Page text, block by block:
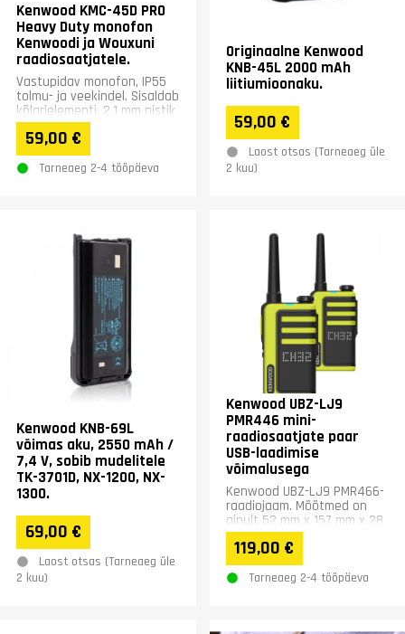
Kenwood KMC-45D PRO
Heavy Duty monofon
Kenwoodi ja Wouxuni
raadiosaatjatele.
Vastupidav monofon, IP55
tolmu- ja veekindel. Sisaldab
kõlarielementi. 2,1 mm pistik
eraldi kõrvaklappidele.
Vastab...
59,00 €
Tarneaeg 2-4 tööpäeva
Originaalne Kenwood
KNB-45L 2000 mAh
liitiumioonaku.
59,00 €
Laost otsas (Tarneaeg üle
2 kuu)
Kenwood KNB-69L
võimas aku, 2550 mAh /
7,4 V, sobib mudelitele
TK-3701D, NX-1200, NX-
1300.
69,00 €
Laost otsas (Tarneaeg üle
2 kuu)
Kenwood UBZ-LJ9
PMR446 mini-
raadiosaatjate paar
USB-laadimise
võimalusega
Kenwood UBZ-LJ9 PMR466-
raadiojaam. Mõõtmed on
ainult 52 mm x 157 mm x 28
mm, kaal 138 g. Komplektis
on 2 raadiojaama,...
119,00 €
Tarneaeg 2-4 tööpäeva